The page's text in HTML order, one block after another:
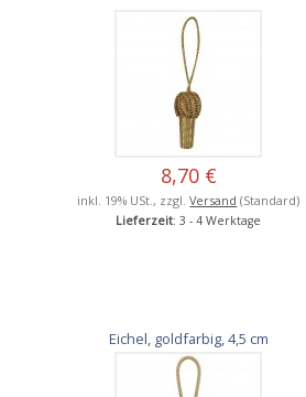
8,70 €
inkl. 19% USt., zzgl.Versand (Standard)
Lieferzeit: 3 - 4 Werktage
Eichel, goldfarbig, 4,5 cm